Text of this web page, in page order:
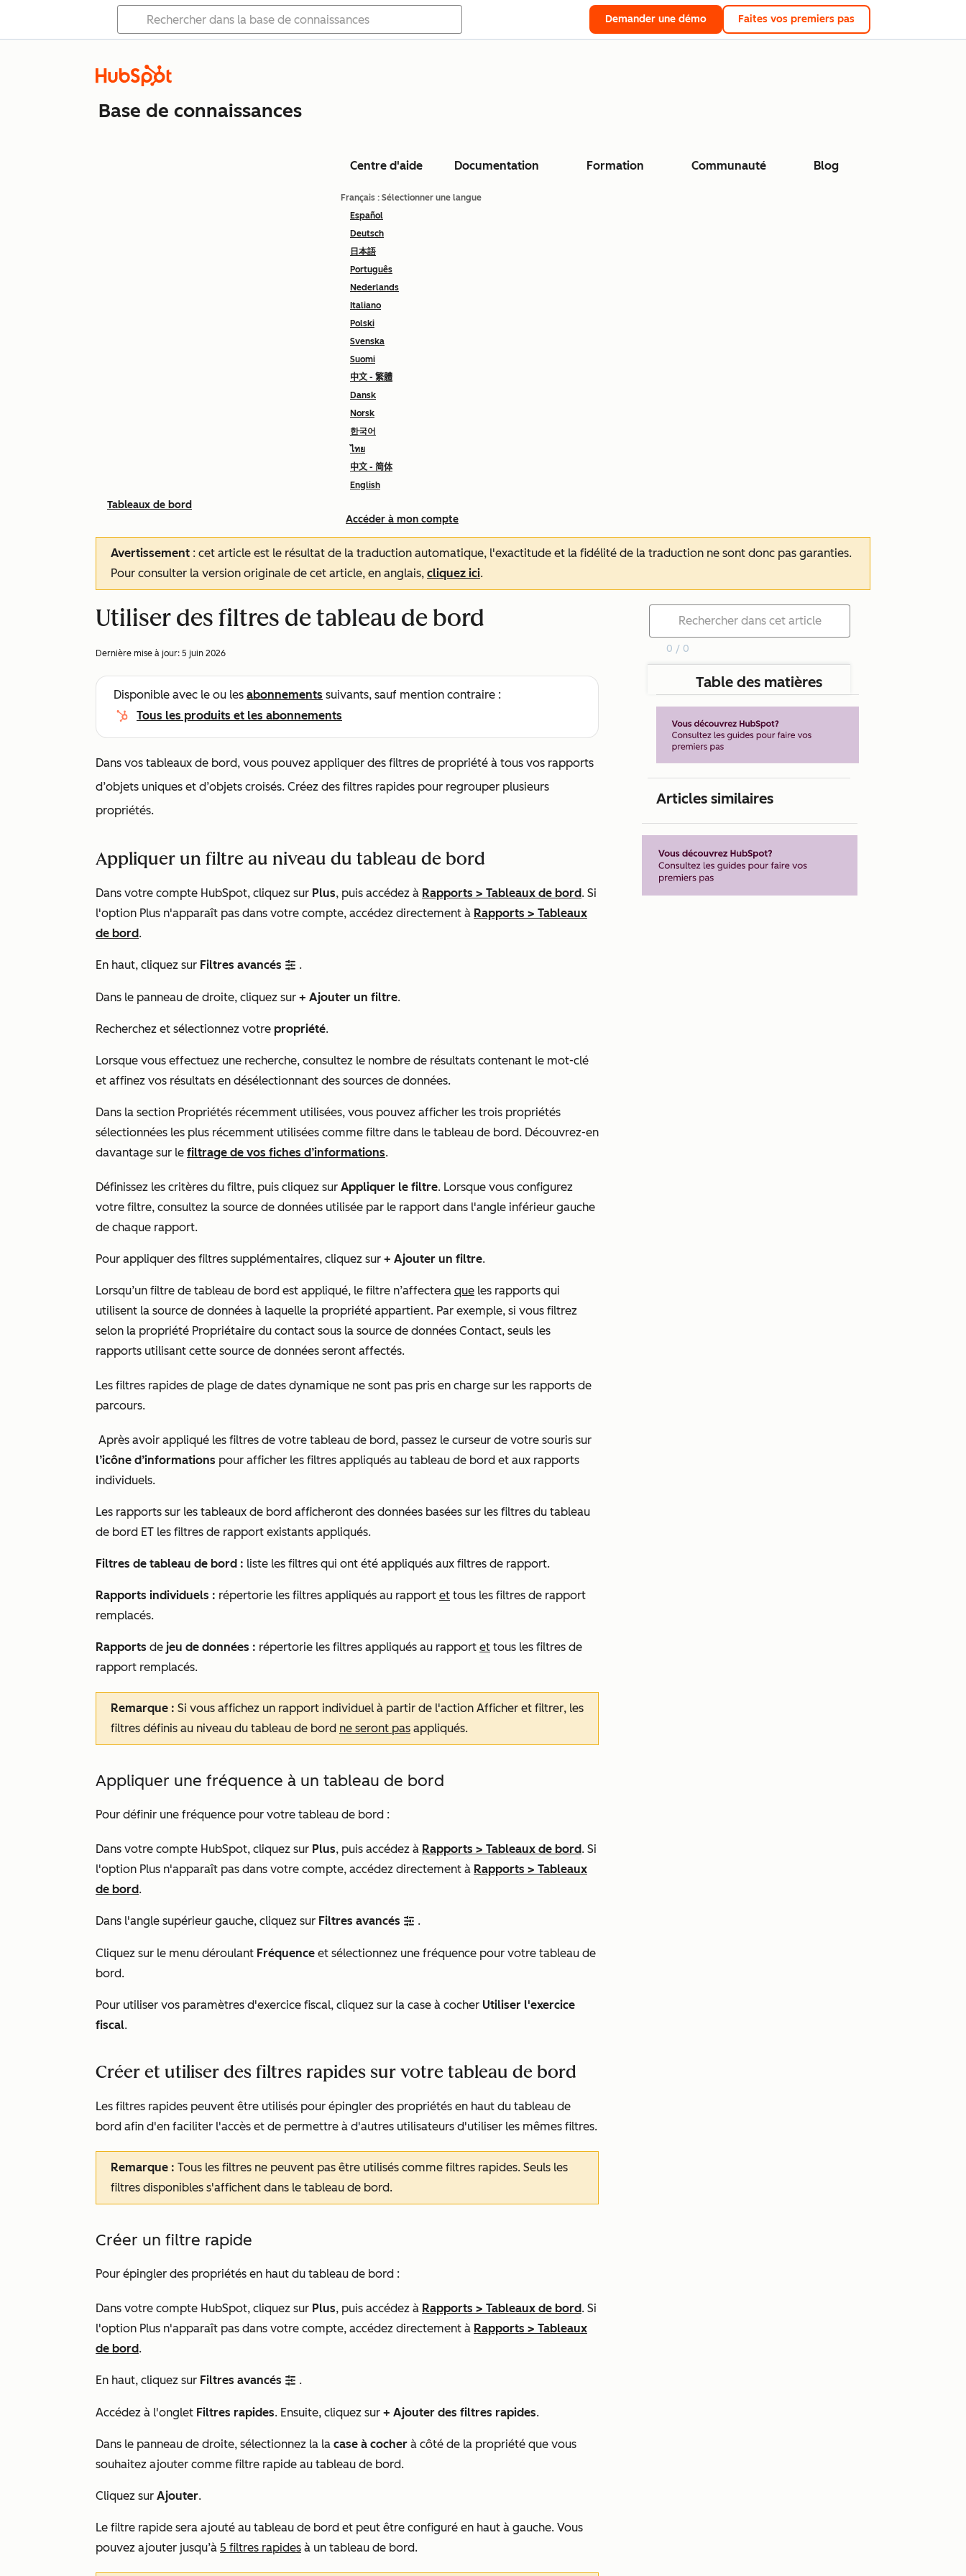
Demander une démo Faites vos premiers pas
Base de connaissances
Centre d'aide Documentation Formation Communauté Blog
Français : Sélectionner une langue
Español
Deutsch
日本語
Português
Nederlands
Italiano
Polski
Svenska
Suomi
中文 - 繁體
Dansk
Norsk
한국어
ไทย
中文 - 简体
English
Accéder à mon compte
Tableaux de bord
Avertissement : cet article est le résultat de la traduction automatique, l'exactitude et la fidélité de la traduction ne sont donc pas garanties.
Pour consulter la version originale de cet article, en anglais, cliquez ici.
Utiliser des filtres de tableau de bord
Dernière mise à jour: 5 juin 2026
Disponible avec le ou les abonnements suivants, sauf mention contraire :
Tous les produits et les abonnements
Dans vos tableaux de bord, vous pouvez appliquer des filtres de propriété à tous vos rapports
d’objets uniques et d’objets croisés. Créez des filtres rapides pour regrouper plusieurs
propriétés.
Appliquer un filtre au niveau du tableau de bord
Dans votre compte HubSpot, cliquez sur Plus, puis accédez à Rapports > Tableaux de bord. Si
l'option Plus n'apparaît pas dans votre compte, accédez directement à Rapports > Tableaux
de bord.
En haut, cliquez sur Filtres avancés filter .
Dans le panneau de droite, cliquez sur + Ajouter un filtre.
Recherchez et sélectionnez votre propriété.
Lorsque vous effectuez une recherche, consultez le nombre de résultats contenant le mot-clé
et affinez vos résultats en désélectionnant des sources de données.
Dans la section Propriétés récemment utilisées, vous pouvez afficher les trois propriétés
sélectionnées les plus récemment utilisées comme filtre dans le tableau de bord. Découvrez-en
davantage sur le filtrage de vos fiches d’informations.
Définissez les critères du filtre, puis cliquez sur Appliquer le filtre. Lorsque vous configurez
votre filtre, consultez la source de données utilisée par le rapport dans l'angle inférieur gauche
de chaque rapport.
Pour appliquer des filtres supplémentaires, cliquez sur + Ajouter un filtre.
Lorsqu’un filtre de tableau de bord est appliqué, le filtre n’affectera que les rapports qui
utilisent la source de données à laquelle la propriété appartient. Par exemple, si vous filtrez
selon la propriété Propriétaire du contact sous la source de données Contact, seuls les
rapports utilisant cette source de données seront affectés.
Les filtres rapides de plage de dates dynamique ne sont pas pris en charge sur les rapports de
parcours.
Après avoir appliqué les filtres de votre tableau de bord, passez le curseur de votre souris sur
l’icône d’informations pour afficher les filtres appliqués au tableau de bord et aux rapports
individuels.
Les rapports sur les tableaux de bord afficheront des données basées sur les filtres du tableau
de bord ET les filtres de rapport existants appliqués.
Filtres de tableau de bord : liste les filtres qui ont été appliqués aux filtres de rapport.
Rapports individuels : répertorie les filtres appliqués au rapport et tous les filtres de rapport
remplacés.
Rapports de jeu de données : répertorie les filtres appliqués au rapport et tous les filtres de
rapport remplacés.
Remarque : Si vous affichez un rapport individuel à partir de l'action Afficher et filtrer, les
filtres définis au niveau du tableau de bord ne seront pas appliqués.
Appliquer une fréquence à un tableau de bord
Pour définir une fréquence pour votre tableau de bord :
Dans votre compte HubSpot, cliquez sur Plus, puis accédez à Rapports > Tableaux de bord. Si
l'option Plus n'apparaît pas dans votre compte, accédez directement à Rapports > Tableaux
de bord.
Dans l'angle supérieur gauche, cliquez sur Filtres avancés filter .
Cliquez sur le menu déroulant Fréquence et sélectionnez une fréquence pour votre tableau de
bord.
Pour utiliser vos paramètres d'exercice fiscal, cliquez sur la case à cocher Utiliser l'exercice
fiscal.
Créer et utiliser des filtres rapides sur votre tableau de bord
Les filtres rapides peuvent être utilisés pour épingler des propriétés en haut du tableau de
bord afin d'en faciliter l'accès et de permettre à d'autres utilisateurs d'utiliser les mêmes filtres.
Remarque : Tous les filtres ne peuvent pas être utilisés comme filtres rapides. Seuls les
filtres disponibles s'affichent dans le tableau de bord.
Créer un filtre rapide
Pour épingler des propriétés en haut du tableau de bord :
Dans votre compte HubSpot, cliquez sur Plus, puis accédez à Rapports > Tableaux de bord. Si
l'option Plus n'apparaît pas dans votre compte, accédez directement à Rapports > Tableaux
de bord.
En haut, cliquez sur Filtres avancés filter .
Accédez à l'onglet Filtres rapides. Ensuite, cliquez sur + Ajouter des filtres rapides.
Dans le panneau de droite, sélectionnez la la case à cocher à côté de la propriété que vous
souhaitez ajouter comme filtre rapide au tableau de bord.
Cliquez sur Ajouter.
Le filtre rapide sera ajouté au tableau de bord et peut être configuré en haut à gauche. Vous
pouvez ajouter jusqu’à 5 filtres rapides à un tableau de bord.
0 / 0
Table des matières
Articles similaires